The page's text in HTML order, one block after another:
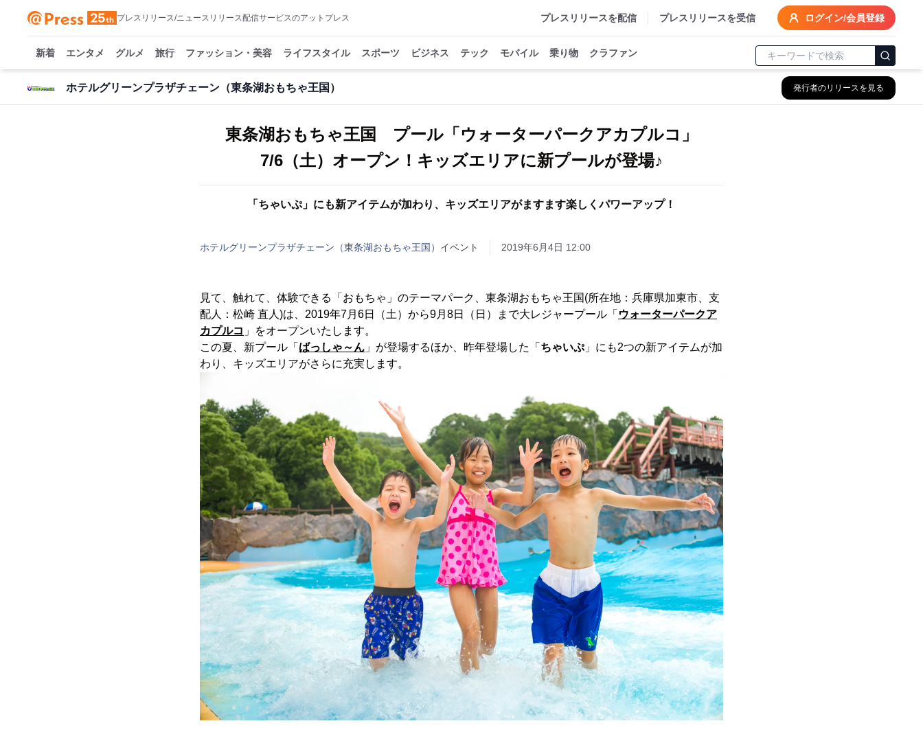
プレスリリース/ニュースリリース配信サービスのアットプレス プレスリリースを配信 プレスリリースを受信 ログイン/会員登録
新着 エンタメ グルメ 旅行 ファッション・美容 ライフスタイル スポーツ ビジネス テック モバイル 乗り物 クラファン
ホテルグリーンプラザチェーン（東条湖おもちゃ王国） 発行者のリリースを見る
東条湖おもちゃ王国 プール「ウォーターパークアカプルコ」
7/6（土）オープン！キッズエリアに新プールが登場♪
「ちゃいぷ」にも新アイテムが加わり、キッズエリアがますます楽しくパワーアップ！
ホテルグリーンプラザチェーン（東条湖おもちゃ王国） イベント 2019年6月4日 12:00
見て、触れて、体験できる「おもちゃ」のテーマパーク、東条湖おもちゃ王国(所在地：兵庫県加東市、支
配人：松崎 直人)は、2019年7月6日（土）から9月8日（日）まで大レジャープール「 ウォーターパークア
カプルコ 」をオープンいたします。
この夏、新プール「 ばっしゃ～ん 」が登場するほか、昨年登場した「 ちゃいぷ」にも2つの新アイテムが加
わり、キッズエリアがさらに充実します。